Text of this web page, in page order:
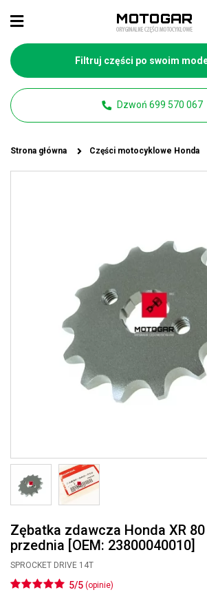
Filtruj części po swoim
Dzwoń 699 570 067
Strona główna Części motocyklowe Honda
Zębatka zdawcza Honda XR
przednia [OEM: 23800040010]
SPROCKET DRIVE 14T
5/5 (opinie)